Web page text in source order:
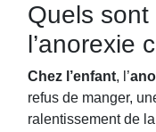
Quels
l’anorexie
Chez l’enfant, l’
refus de manger,
ralentissement de